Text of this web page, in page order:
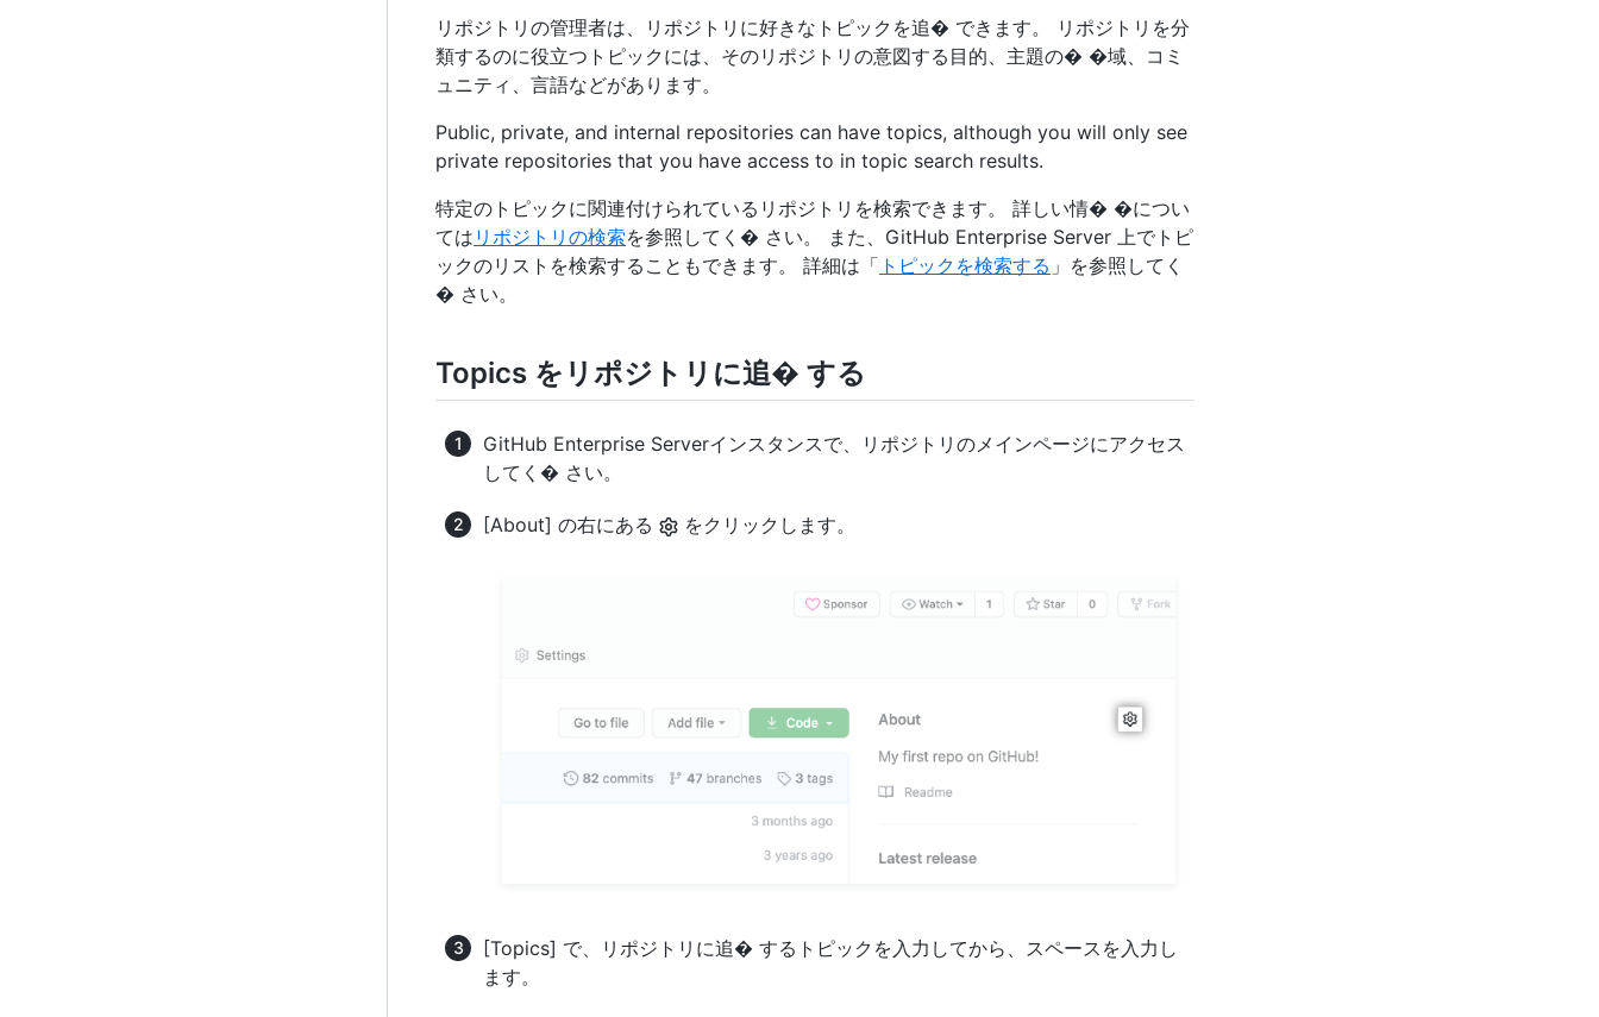
リポジトリの管理者は、リポジトリに好きなトピックを追� できます。 リポジトリを分
類するのに役立つトピックには、そのリポジトリの意図する目的、主題の� �域、コミ
ュニティ、言語などがあります。
Public, private, and internal repositories can have topics, although you will only see
private repositories that you have access to in topic search results.
特定のトピックに関連付けられているリポジトリを検索できます。 詳しい情� �につい
ては リポジトリの検索を参照してく� さい。 また、GitHub Enterprise Server 上でトピ
ックのリストを検索することもできます。 詳細は「 トピックを検索する 」を参照してく
� さい。
Topics をリポジトリに追� する
GitHub Enterprise Serverインスタンスで、リポジトリのメインページにアクセス
してく� さい。
[About] の右にある をクリックします。
[Topics] で、リポジトリに追� するトピックを入力してから、スペースを入力し
ます。